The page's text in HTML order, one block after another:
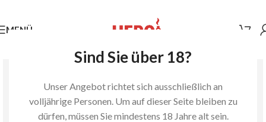
Sind Sie über 18?
Unser Angebot richtet sich ausschließlich an
volljährige Personen. Um auf dieser Seite bleiben zu
dürfen, müssen Sie mindestens 18 Jahre alt sein.
MENÜ